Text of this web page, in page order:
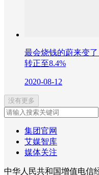
最会烧钱的蔚来变
转正至8.4%
2020-08-12
没有更多
集团官网
艾媒智库
媒体关注
中华人民共和国增值电信